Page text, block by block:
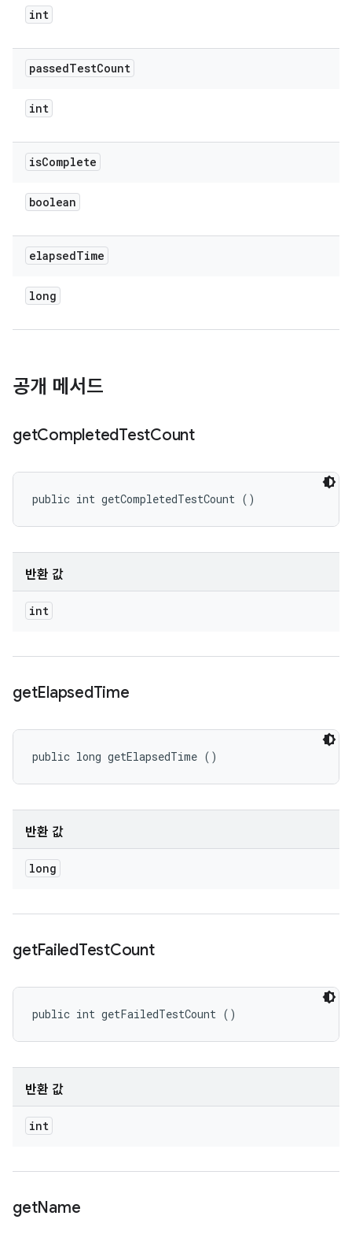
int
passedTestCount
int
isComplete
boolean
elapsedTime
long
공개 메서드
getCompletedTestCount
public int getCompletedTestCount ()
반환 값
int
getElapsedTime
public long getElapsedTime ()
반환 값
long
getFailedTestCount
public int getFailedTestCount ()
반환 값
int
getName